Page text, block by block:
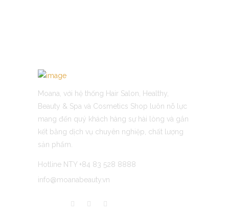
Moana, với hệ thống Hair Salon, Healthy,
Beauty & Spa và Cosmetics Shop luôn nỗ lực
mang đến quý khách hàng sự hài lòng và gắn
kết bằng dịch vụ chuyên nghiệp, chất lượng
sản phẩm.
Hotline NTY +84 83 528 8888
info@moanabeauty.vn